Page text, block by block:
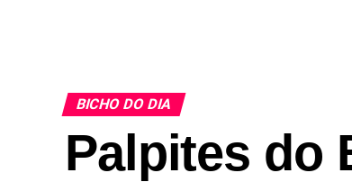
BICHO DO DIA
Palpites do